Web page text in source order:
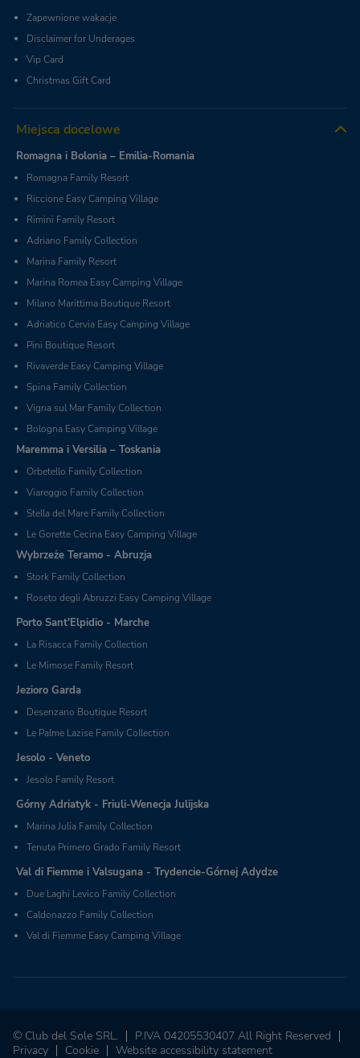
Zapewnione wakacje
Disclaimer for Underages
Vip Card
Christmas Gift Card
Miejsca docelowe
Romagna i Bolonia – Emilia-Romania
Romagna Family Resort
Riccione Easy Camping Village
Rimini Family Resort
Adriano Family Collection
Marina Family Resort
Marina Romea Easy Camping Village
Milano Marittima Boutique Resort
Adriatico Cervia Easy Camping Village
Pini Boutique Resort
Rivaverde Easy Camping Village
Spina Family Collection
Vigna sul Mar Family Collection
Bologna Easy Camping Village
Maremma i Versilia – Toskania
Orbetello Family Collection
Viareggio Family Collection
Stella del Mare Family Collection
Le Gorette Cecina Easy Camping Village
Wybrzeże Teramo - Abruzja
Stork Family Collection
Roseto degli Abruzzi Easy Camping Village
Porto Sant'Elpidio - Marche
La Risacca Family Collection
Le Mimose Family Resort
Jezioro Garda
Desenzano Boutique Resort
Le Palme Lazise Family Collection
Jesolo - Veneto
Jesolo Family Resort
Górny Adriatyk - Friuli-Wenecja Julijska
Marina Julia Family Collection
Tenuta Primero Grado Family Resort
Val di Fiemme i Valsugana - Trydencie-Górnej Adydze
Due Laghi Levico Family Collection
Caldonazzo Family Collection
Val di Fiemme Easy Camping Village
© Club del Sole SRL.
P.IVA 04205530407 All Right Reserved
Privacy
Cookie Website accessibility statement